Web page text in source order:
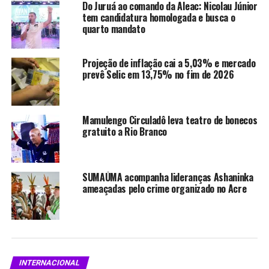
nem de vítimas em território brasileiro.
Foto: RS/Fotos Públicas
Compartilhe isso:
Facebook
Telegram
Do Juruá ao comando da Aleac: Nicolau Júnior
tem candidatura homologada e busca o
quarto mandato
Projeção de inflação cai a 5,03% e mercado
prevê Selic em 13,75% no fim de 2026
Mamulengo Circuladô leva teatro de bonecos
gratuito a Rio Branco
SUMAÚMA acompanha lideranças Ashaninka
ameaçadas pelo crime organizado no Acre
INTERNACIONAL